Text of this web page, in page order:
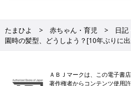
たまひよ 赤ちゃん・育児 日記
園時の髪型、どうしよう？[10年ぶりに
ＡＢＪマークは、この電子書
著作権者からコンテンツ使用